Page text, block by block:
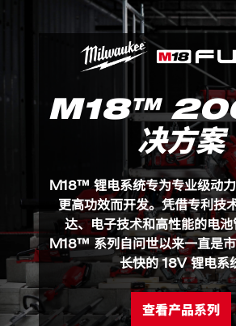
喷雾器头方便存储，可节省空间并
集成式过滤器可防止杂物进入箱
可调式喷雾模式，最长 7.6 m 的喷
压力可5档调节，满足用户不同的需
抗紫外线，耐化学腐蚀
配备 M18™ REDLITHIUM™-ION
每次充电可供应 12 个以上水箱的喷
M18
产品规格
容量(L) 15
流量 (l/min)​ 0.4 -
软管长度 (m) 1.2 (含
M18™
决方案
M18™ 锂电系统专为专业级动
更高功效而开发。凭借专利技
达、电子技术和高性能的电
M18™ 系列自问世以来一直是
长快的 18V 锂电系
查看产品系列